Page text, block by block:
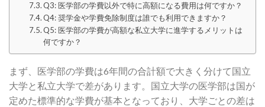
Q3: 医学部の学費以外で特に高額になる費用は何ですか？
Q4: 奨学金や学費免除制度は誰でも利用できますか？
Q5: 医学部の学費が高額な私立大学に進学するメリットは
何ですか？
まず、医学部の学費は6年間の合計額で大きく分けて国立
大学と私立大学で差があります。国立大学の医学部は国が
定めた標準的な学費が基本となっており、大学ごとの差は